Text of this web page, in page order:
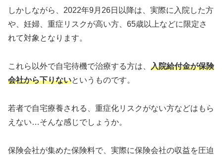
しかしながら、2022年9月26日以降は、実際に入院した方
や、妊婦、重症リスクが高い方、65歳以上などに限定さ
れて対象となります。
これら以外で自宅待機で治療する方は、 入院給付金が保険
会社から下りないというものです。
若者で自宅療養される、重症化リスクがない方などはもら
えない…そんな感じでしょうか。
保険会社が集めた保険料で、実際に保険会社の収益を圧迫